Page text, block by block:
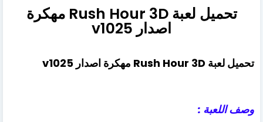
تحميل لعبة Rush Hour 3D مهكرة
اصدار v1025
تحميل لعبة Rush Hour 3D مهكرة اصدار v1025
وصف اللعبة :